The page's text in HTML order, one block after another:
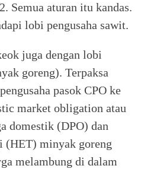
Semua aturan itu kandas.
lobi pengusaha sawit.
juga dengan lobi
goreng). Terpaksa
pasok CPO ke
market obligation atau
domestik (DPO) dan
(HET) minyak goreng
melambung di dalam